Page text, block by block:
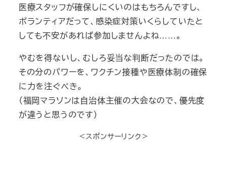
医療スタッフが確保しにくいのはもちろんですし、
ボランティアだって、感染症対策いくらしていたと
しても不安があれば参加しませんよね……。
やむを得ないし、むしろ妥当な判断だったのでは。
その分のパワーを、ワクチン接種や医療体制の確保
に力を注ぐべき。
（福岡マラソンは自治体主催の大会なので、優先度
が違うと思うのです）
＜スポンサーリンク＞